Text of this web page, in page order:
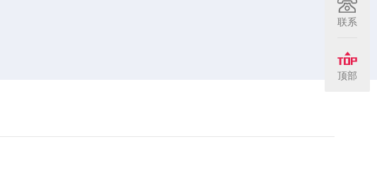
联系
顶部